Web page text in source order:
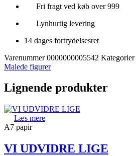
Fri fragt ved køb over 999
Lynhurtig levering
14 dages fortrydelsesret
Varenummer0000000005542 Kategorier
Malede figurer
Lignende produkter
Læs mere
A7 papir
VI UDVIDRE LIGE